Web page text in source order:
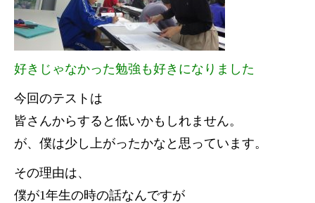
好きじゃなかった勉強も好きになりました
今回のテストは
皆さんからすると低いかもしれません。
が、僕は少し上がったかなと思っています。
その理由は、
僕が1年生の時の話なんですが